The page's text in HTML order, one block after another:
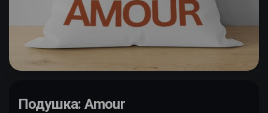
Подушка: Amour